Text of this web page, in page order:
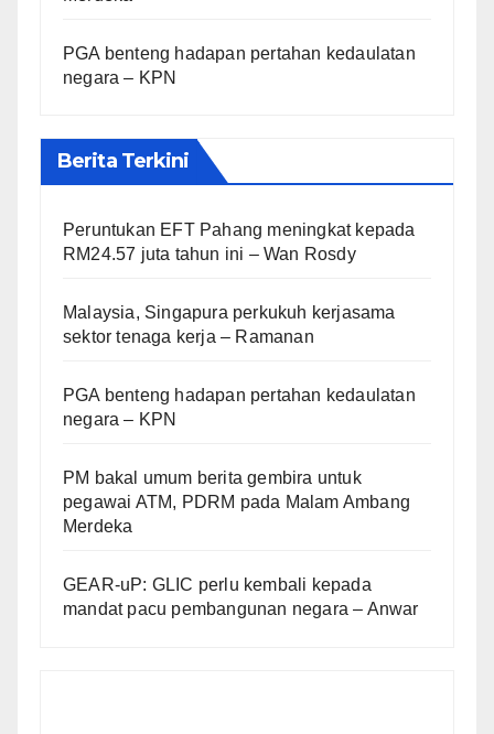
PGA benteng hadapan pertahan kedaulatan
negara – KPN
Berita Terkini
Peruntukan EFT Pahang meningkat kepada
RM24.57 juta tahun ini – Wan Rosdy
Malaysia, Singapura perkukuh kerjasama
sektor tenaga kerja – Ramanan
PGA benteng hadapan pertahan kedaulatan
negara – KPN
PM bakal umum berita gembira untuk
pegawai ATM, PDRM pada Malam Ambang
Merdeka
GEAR-uP: GLIC perlu kembali kepada
mandat pacu pembangunan negara – Anwar